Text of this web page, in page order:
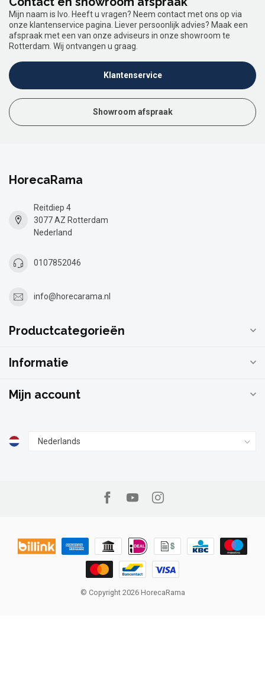
Mijn naam is Ivo. Heeft u vragen? Neem contact met ons op via
onze klantenservice pagina. Liever persoonlijk advies? Maak een
afspraak met een van onze adviseurs in onze showroom te
Rotterdam. Wij ontvangen u graag.
Klantenservice
Showroom afspraak
HorecaRama
Reitdiep 4
3077 AZ Rotterdam
Nederland
0107852046
info@horecarama.nl
Productcategorieën
Informatie
Mijn account
© Copyright 2026 HorecaRama